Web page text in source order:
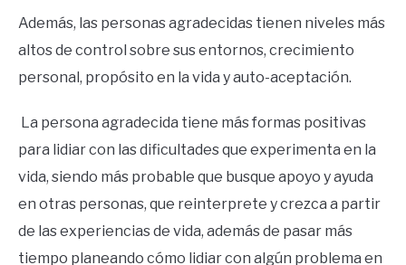
Además, las personas agradecidas tienen niveles más
altos de control sobre sus entornos, crecimiento
personal, propósito en la vida y auto-aceptación.
La persona agradecida tiene más formas positivas
para lidiar con las dificultades que experimenta en la
vida, siendo más probable que busque apoyo y ayuda
en otras personas, que reinterprete y crezca a partir
de las experiencias de vida, además de pasar más
tiempo planeando cómo lidiar con algún problema en